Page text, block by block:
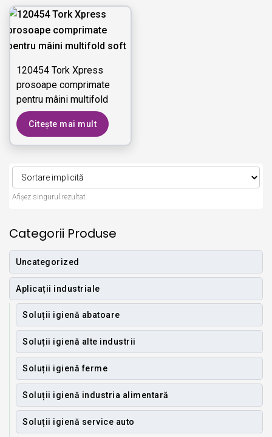
120454 Tork Xpress
prosoape comprimate
pentru mâini multifold
soft
Citește mai mult
Afișez singurul rezultat
Categorii Produse
Uncategorized
Aplicații industriale
Soluții igienă abatoare
Soluții igienă alte industrii
Soluții igienă ferme
Soluții igienă industria alimentară
Soluții igienă service auto